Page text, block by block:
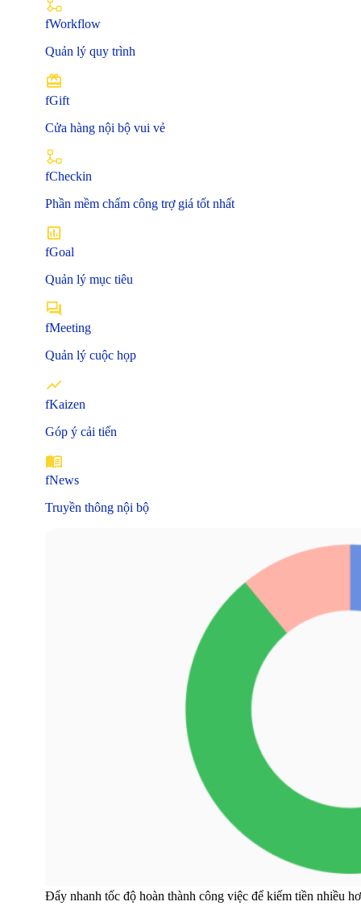
fWorkflow
Quản lý quy trình
fGift
Cửa hàng nội bộ vui vẻ
fCheckin
Phần mềm chấm công trợ giá tốt nhất
fGoal
Quản lý mục tiêu
fMeeting
Quản lý cuộc họp
fKaizen
Góp ý cải tiến
fNews
Truyền thông nội bộ
Đẩy nhanh tốc độ hoàn thành công việc để kiếm tiền nhiều